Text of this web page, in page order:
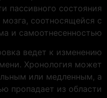
пассивного состояния
соотносящейся с
и самоотнесенностью.
ведет к изменению
Хронология может
или медленным, а
пропадает из области